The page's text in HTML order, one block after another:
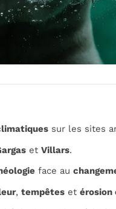
sur les sites
et Villars.
face au
, tempêtes et érosion